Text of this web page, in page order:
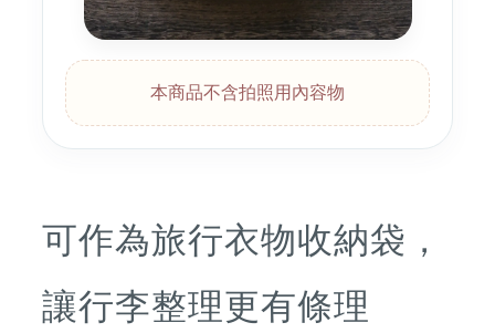
本商品不含拍照用內容物
可作為旅行衣物收納袋，
讓行李整理更有條理